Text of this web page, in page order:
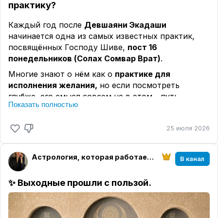
практику?
Каждый год после Девшаяни Экадаши
начинается одна из самых известных практик,
посвящённых Господу Шиве, пост 16
понедельников (Солах Сомвар Врат).
Многие знают о нём как о практике для
исполнения желания, но если посмотреть
глубже, его смысл совсем не в этом - путь
внутреннего очищения, дисциплины и укрепления
Согласно преданию, богиня Парвати всем
сердцем любила Господа Шиву и хотела стать
его супругой, она понимала, что такой союз
невозможно получить только силой желания.
Парвати долгие годы совершала аскезы,
соблюдала посты, молилась, повторяла имя
Шивы и сохраняла непоколебимую веру, её
любовь была настолько чистой и искренней, что
Показать полностью
25 июля 2026
Астрология, которая работает | Елена Розова В канал
✨Выходные прошли с пользой.